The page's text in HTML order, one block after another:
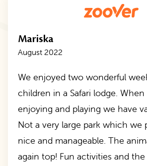
Mariska
August 2022
We enjoyed two wonderful
children in a Safari lodge. When
enjoying and playing we have
Not a very large park which we
nice and manageable. The
again top! Fun activities and